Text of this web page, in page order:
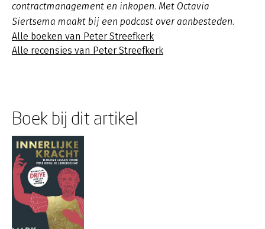
contractmanagement en inkopen. Met Octavia
Siertsema maakt bij een podcast over aanbesteden.
Alle boeken van Peter Streefkerk
Alle recensies van Peter Streefkerk
Boek bij dit artikel